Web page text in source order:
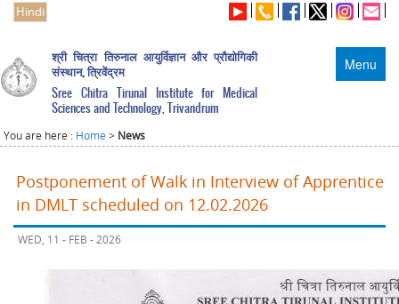
Hindi
Menu
श्री चित्रा तिरुनाल आयुर्विज्ञान और प्रौद्योगिकी
संस्थान, त्रिवेंद्रम
Sree Chitra Tirunal Institute for Medical
Sciences and Technology, Trivandrum
You are here : Home > News
Postponement of Walk in Interview of Apprentice
in DMLT scheduled on 12.02.2026
WED, 11 - FEB - 2026